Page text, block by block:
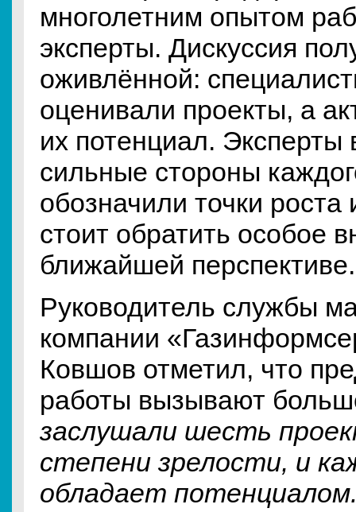
многолетним опытом
эксперты. Дискуссия
оживлённой:
оценивали проекты, а
их потенциал.
сильные стороны
обозначили точки роста
стоит обратить особое
ближайшей перспективе.
Руководитель службы
компании
Ковшов отметил, что
работы вызывают
заслушали шесть
степени зрелости, и
обладает